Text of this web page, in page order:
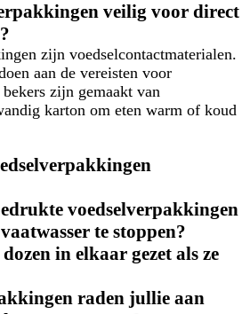
veilig voor direct
zijn voedselcontactmaterialen.
aan de vereisten voor
zijn gemaakt van
karton om eten warm of koud
voedselverpakkingen
te stoppen?
in elkaar gezet als ze
raden jullie aan